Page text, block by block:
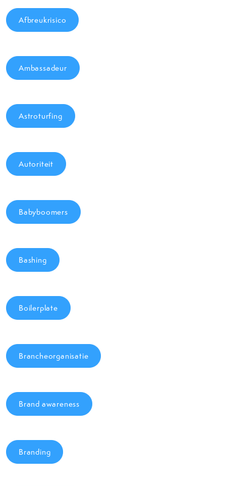
Afbreukrisico
Ambassadeur
Astroturfing
Autoriteit
Babyboomers
Bashing
Boilerplate
Brancheorganisatie
Brand awareness
Branding